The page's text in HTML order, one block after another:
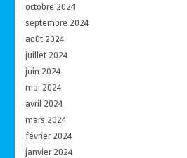
octobre 2024
septembre 2024
août 2024
juillet 2024
juin 2024
mai 2024
avril 2024
mars 2024
février 2024
janvier 2024